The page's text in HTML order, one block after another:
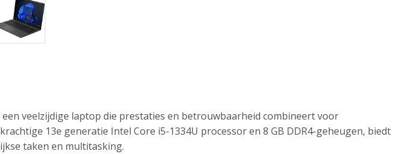
een veelzijdige laptop die prestaties en betrouwbaarheid combineert voor
13e generatie Intel Core i5-1334U processor en 8 GB DDR4-geheugen, biedt
taken en multitasking.